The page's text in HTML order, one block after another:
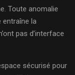
Toute anomalie
la
pas d’interface
sécurisé pour